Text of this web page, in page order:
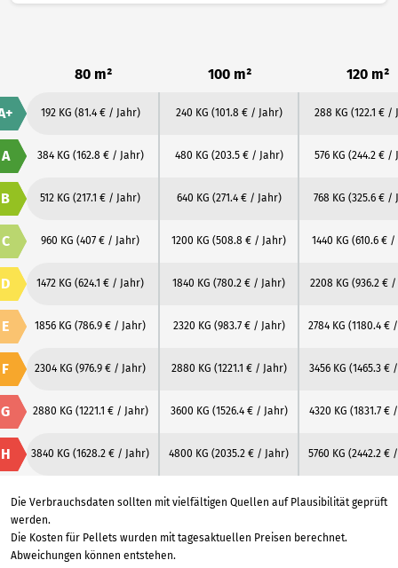
80 m² 100 m² 120 m²
192 KG (81.4 € / Jahr) 240 KG (101.8 € / Jahr) 288 KG (122.1 € /
A 384 KG (162.8 € / Jahr) 480 KG (203.5 € / Jahr) 576 KG (244.2 € /
B 512 KG (217.1 € / Jahr) 640 KG (271.4 € / Jahr) 768 KG (325.6 € /
C 960 KG (407 € / Jahr) 1200 KG (508.8 € / Jahr) 1440 KG (610.6 € /
D 1472 KG (624.1 € / Jahr) 1840 KG (780.2 € / Jahr) 2208 KG (936.2 €
E 1856 KG (786.9 € / Jahr) 2320 KG (983.7 € / Jahr) 2784 KG (1180.4 €
F 2304 KG (976.9 € / Jahr) 2880 KG (1221.1 € / Jahr) 3456 KG (1465.3 €
G 2880 KG (1221.1 € / Jahr) 3600 KG (1526.4 € / Jahr) 4320 KG (1831.7 €
H 3840 KG (1628.2 € / Jahr) 4800 KG (2035.2 € / Jahr) 5760 KG (2442.2 €
Die Verbrauchsdaten sollten mit vielfältigen Quellen auf Plausibilität geprüft
werden.
Die Kosten für Pellets wurden mit tagesaktuellen Preisen berechnet.
Abweichungen können entstehen.